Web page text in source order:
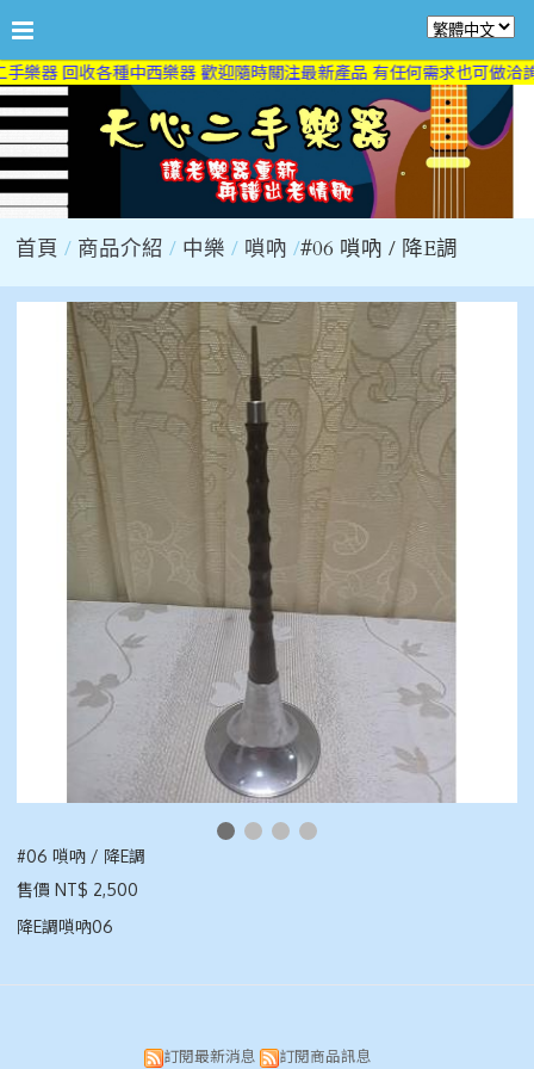
樂器 回收各種中西樂器 歡迎隨時關注最新產品 有任何需求也可做洽詢
首頁 商品介紹 中樂 嗩吶 #06 嗩吶 / 降E調
#06 嗩吶 / 降E調
售價 NT$ 2,500
降E調嗩吶06
訂閱最新消息 訂閱商品訊息